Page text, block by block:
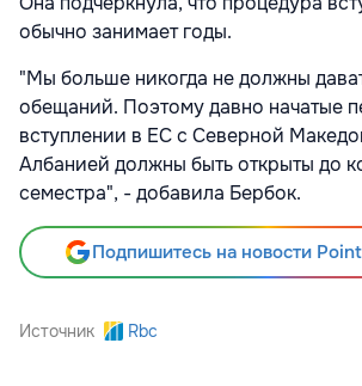
обычно занимает годы.
"Мы больше никогда не должны
обещаний. Поэтому давно начатые
вступлении в ЕС с Северной
Албанией должны быть открыты до
семестра", - добавила Бербок.
Подпишитесь на новости
Источник Rbc